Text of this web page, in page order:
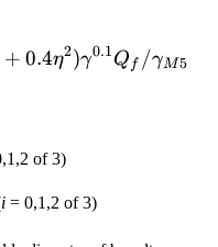
= 3.5
+ 0.4η2)γ0.1Q f /γM5
of 3)
i = 0,1,2 of 3)